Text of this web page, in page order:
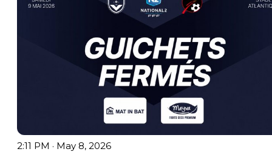
2:11 PM · May 8, 2026